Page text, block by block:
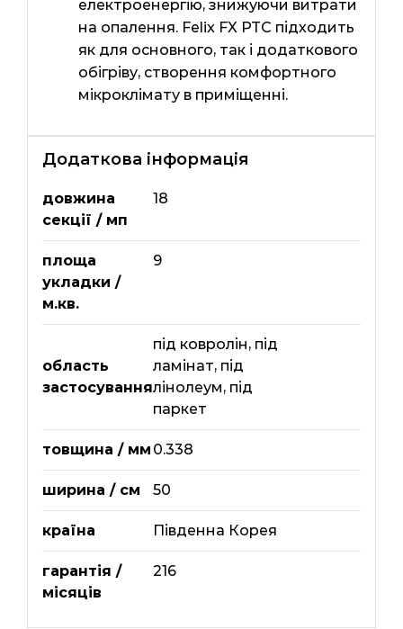
електроенергію, знижуючи витрати
на опалення. Felix FX PTC підходить
як для основного, так і додаткового
обігріву, створення комфортного
мікроклімату в приміщенні.
Додаткова інформація
довжина
секції / мп
18
площа
укладки /
м.кв.
9
область
застосування
під ковролін, під
ламінат, під
лінолеум, під
паркет
товщина / мм 0.338
ширина / см 50
країна Південна Корея
гарантія /
місяців
216